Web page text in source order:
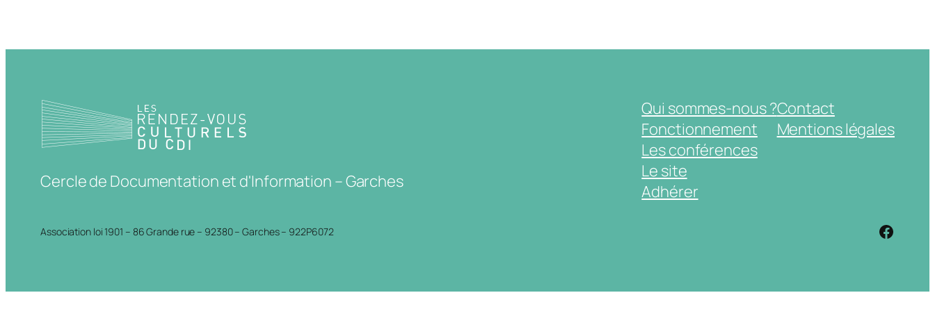
Cercle de Documentation et d'Information – Garches
Qui sommes-nous ?
Fonctionnement
Les conférences
Le site
Adhérer
Contact
Mentions légales
Association loi 1901 – 86 Grande rue – 92380 – Garches – 922P6072